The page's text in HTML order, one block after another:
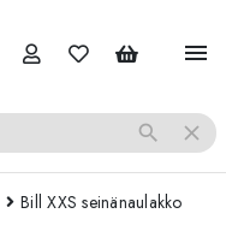
menu
search close
Bill XXS seinänaulakko